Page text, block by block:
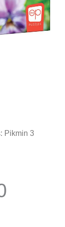
Pikmin 3